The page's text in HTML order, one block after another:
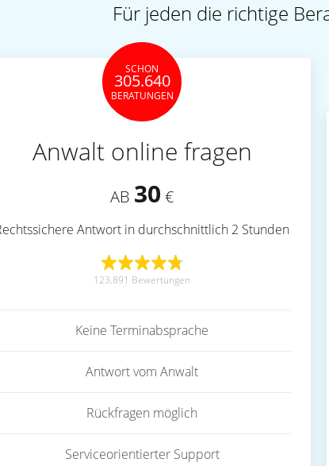
Für jeden die richtige
SCHON
305.640
BERATUNGEN
Anwalt online fragen
AB 30 €
Antwort in durchschnittlich 2 Stunden
123.891 Bewertungen
Keine Terminabsprache
Antwort vom Anwalt
Rückfragen möglich
Serviceorientierter Support